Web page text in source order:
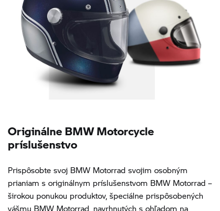
Originálne BMW Motorcycle
príslušenstvo
Prispôsobte svoj BMW Motorrad svojim osobným
prianiam s originálnym príslušenstvom BMW Motorrad –
širokou ponukou produktov, špeciálne prispôsobených
vášmu BMW Motorrad, navrhnutých s ohľadom na